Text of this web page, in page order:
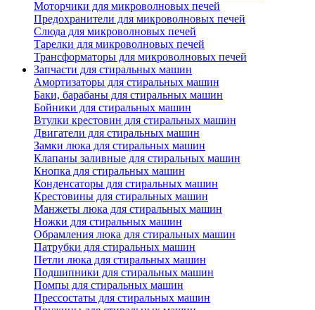
Моторчики для микроволновых печей
Предохранители для микроволновых печей
Слюда для микроволновых печей
Тарелки для микроволновых печей
Трансформаторы для микроволновых печей
Запчасти для стиральных машин
Амортизаторы для стиральных машин
Баки, барабаны для стиральных машин
Бойники для стиральных машин
Втулки крестовин для стиральных машин
Двигатели для стиральных машин
Замки люка для стиральных машин
Клапаны заливные для стиральных машин
Кнопка для стиральных машин
Конденсаторы для стиральных машин
Крестовины для стиральных машин
Манжеты люка для стиральных машин
Ножки для стиральных машин
Обрамления люка для стиральных машин
Патрубки для стиральных машин
Петли люка для стиральных машин
Подшипники для стиральных машин
Помпы для стиральных машин
Прессостаты для стиральных машин